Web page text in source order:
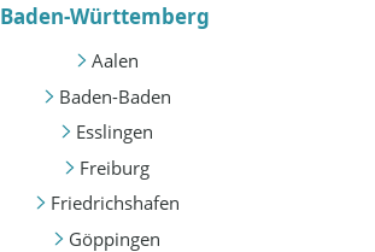
Baden-Württemberg
Aalen
Baden-Baden
Esslingen
Freiburg
Friedrichshafen
Göppingen